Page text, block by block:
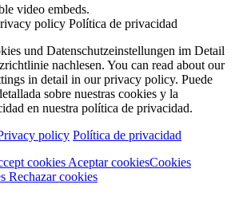
video embeds.
policy Política de privacidad
und Datenschutzeinstellungen im Detail
nachlesen. You can read about our
in detail in our privacy policy. Puede
sobre nuestras cookies y la
en nuestra política de privacidad.
policy Política de privacidad
cookies Aceptar cookiesCookies
Rechazar cookies